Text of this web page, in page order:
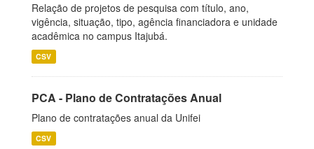
Relação de projetos de pesquisa com título, ano,
vigência, situação, tipo, agência financiadora e unidade
acadêmica no campus Itajubá.
CSV
PCA - Plano de Contratações Anual
Plano de contratações anual da Unifei
CSV